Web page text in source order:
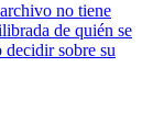
no tiene
de quién se
sobre su